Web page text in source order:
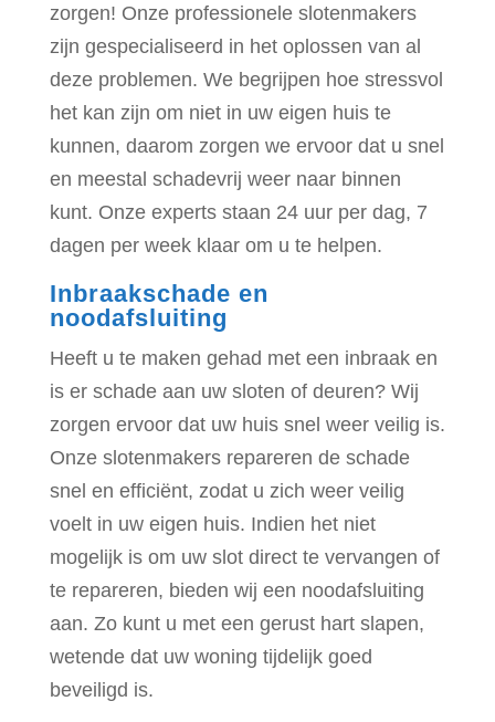
zorgen! Onze professionele slotenmakers
zijn gespecialiseerd in het oplossen van al
deze problemen. We begrijpen hoe stressvol
het kan zijn om niet in uw eigen huis te
kunnen, daarom zorgen we ervoor dat u snel
en meestal schadevrij weer naar binnen
kunt. Onze experts staan 24 uur per dag, 7
dagen per week klaar om u te helpen.
Inbraakschade en
noodafsluiting
Heeft u te maken gehad met een inbraak en
is er schade aan uw sloten of deuren? Wij
zorgen ervoor dat uw huis snel weer veilig is.
Onze slotenmakers repareren de schade
snel en efficiënt, zodat u zich weer veilig
voelt in uw eigen huis. Indien het niet
mogelijk is om uw slot direct te vervangen of
te repareren, bieden wij een noodafsluiting
aan. Zo kunt u met een gerust hart slapen,
wetende dat uw woning tijdelijk goed
beveiligd is.